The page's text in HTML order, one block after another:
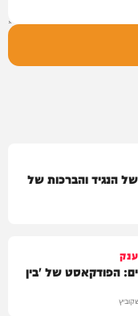
הנגיד והברכות של
10 מבפנים: הפודקאסט של 'בין